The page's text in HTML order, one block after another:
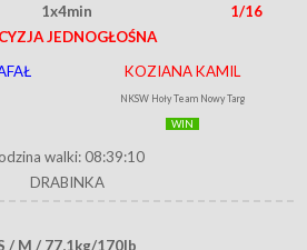
1x4min
1/16
JEDNOGŁOŚNA
KOZIANA KAMIL
NKSW Hoły Team Nowy Targ
WIN
walki: 08:39:10
DRABINKA
/ M / 77,1kg/170lb